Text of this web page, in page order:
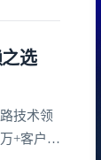
选
技术领
+客户的